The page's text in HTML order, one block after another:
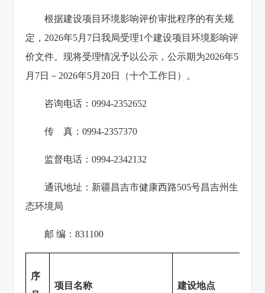
根据建设项目环境影响评价审批程序的有关规
定，2026年5月7日我局受理1个建设项目环境影响评
价文件。现将受理情况予以公示，公示期为2026年5
月7日－2026年5月20日（十个工作日）。
咨询电话：0994-2352652
传 真：0994-2357370
监督电话：0994-2342132
通讯地址：新疆昌吉市健康西路505号昌吉州生
态环境局
邮 编：831100
序
项目名称 建设地点